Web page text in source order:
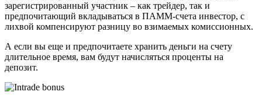
зарегистрированный участник – как трейдер, так и
предпочитающий вкладываться в ПАММ-счета инвестор, с
лихвой компенсируют разницу во взимаемых комиссионных.
А если вы еще и предпочитаете хранить деньги на счету
длительное время, вам будут начисляться проценты на
депозит.